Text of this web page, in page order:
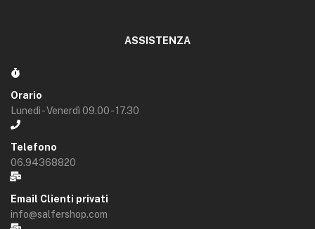
ASSISTENZA
Orario
Lunedì - Venerdì 09.00 - 17.30
Telefono
06.94368820
Email Clienti privati
info@salfershop.com